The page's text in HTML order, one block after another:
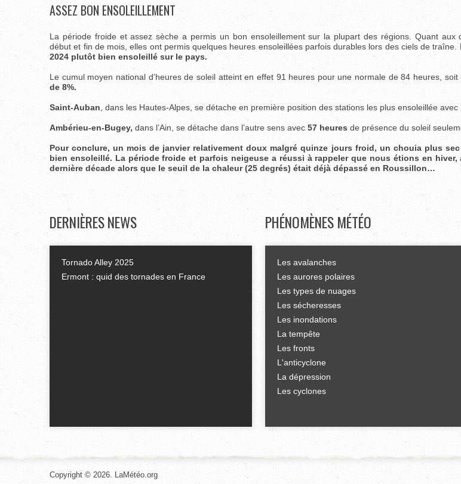
ASSEZ BON ENSOLEILLEMENT
La période froide et assez sèche a permis un bon ensoleillement sur la plupart des régions. Quant aux
début et fin de mois, elles ont permis quelques heures ensoleillées parfois durables lors des ciels de traîne.
2024 plutôt bien ensoleillé sur le pays.
Le cumul moyen national d’heures de soleil atteint en effet 91 heures pour une normale de 84 heures, soit
de 8%.
Saint-Auban , dans les Hautes-Alpes, se détache en première position des stations les plus ensoleillée avec
Ambérieu-en-Bugey, dans l’Ain, se détache dans l’autre sens avec 57 heures de présence du soleil
Pour conclure, un mois de janvier relativement doux malgré quinze jours froid, un chouia plus sec
bien ensoleillé. La période froide et parfois neigeuse a réussi à rappeler que nous étions en
dernière décade alors que le seuil de la chaleur (25 degrés) était déjà dépassé en Roussillon…
DERNIÈRESNEWS
Tornado Alley 2025
Ermont : quid des tornades en France
PHÉNOMÈNES MÉTÉO
Les avalanches
Les aurores polaires
Les types de nuages
Les sécheresses
Les inondations
La tempête
Les fronts
L'anticyclone
La dépression
Les cyclones
Copyright © 2026. LaMétéo.org